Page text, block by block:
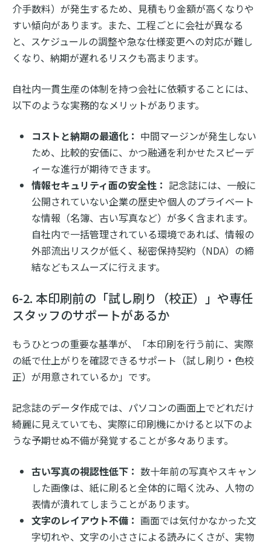
介手数料）が発生するため、見積もり金額が高くなりや
すい傾向があります。また、工程ごとに会社が異なる
と、スケジュールの調整や急な仕様変更への対応が難し
くなり、納期が遅れるリスクも高まります。
自社内一貫生産の体制を持つ会社に依頼することには、
以下のような実務的なメリットがあります。
コストと納期の最適化： 中間マージンが発生しない
ため、比較的安価に、かつ融通を利かせたスピーデ
ィーな進行が期待できます。
情報セキュリティ面の安全性： 記念誌には、一般に
公開されていない企業の歴史や個人のプライベート
な情報（名簿、古い写真など）が多く含まれます。
自社内で一括管理されている環境であれば、情報の
外部流出リスクが低く、秘密保持契約（NDA）の締
結などもスムーズに行えます。
6-2. 本印刷前の「試し刷り（校正）」や専任
スタッフのサポートがあるか
もうひとつの重要な基準が、「本印刷を行う前に、実際
の紙で仕上がりを確認できるサポート（試し刷り・色校
正）が用意されているか」です。
記念誌のデータ作成では、パソコンの画面上でどれだけ
綺麗に見えていても、実際に印刷機にかけると以下のよ
うな予期せぬ不備が発覚することが多々あります。
古い写真の視認性低下： 数十年前の写真やスキャン
した画像は、紙に刷ると全体的に暗く沈み、人物の
表情が潰れてしまうことがあります。
文字のレイアウト不備： 画面では気付かなかった文
字切れや、文字の小ささによる読みにくさが、実物